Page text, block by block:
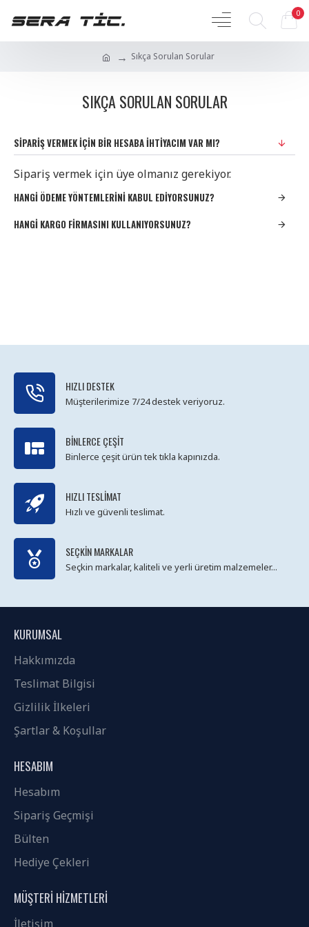
0
Sıkça Sorulan Sorular
SIKÇA SORULAN SORULAR
SIPARIŞ VERMEK IÇIN BIR HESABA IHTIYACIM VAR MI?
Sipariş vermek için üye olmanız gerekiyor.
HANGI ÖDEME YÖNTEMLERINI KABUL EDIYORSUNUZ?
HANGI KARGO FIRMASINI KULLANIYORSUNUZ?
HIZLI DESTEK
Müşterilerimize 7/24 destek veriyoruz.
BINLERCE ÇEŞIT
Binlerce çeşit ürün tek tıkla kapınızda.
HIZLI TESLIMAT
Hızlı ve güvenli teslimat.
SEÇKIN MARKALAR
Seçkin markalar, kaliteli ve yerli üretim malzemeler...
KURUMSAL
Hakkımızda
Teslimat Bilgisi
Gizlilik İlkeleri
Şartlar & Koşullar
HESABIM
Hesabım
Sipariş Geçmişi
Bülten
Hediye Çekleri
MÜŞTERI HIZMETLERI
İletişim